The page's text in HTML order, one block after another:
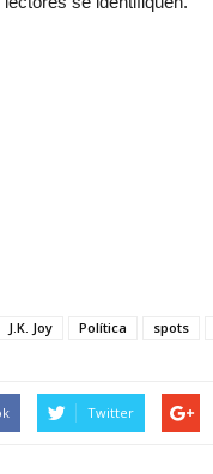
J.K. Joy Política spots
Twitter